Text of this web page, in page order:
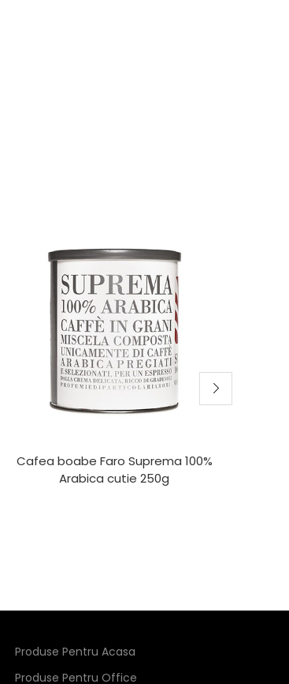
Cafea boabe Faro Suprema 100%
Arabica cutie 250g
Produse Pentru Acasa
Produse Pentru Office